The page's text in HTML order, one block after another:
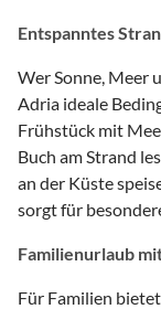
Entspanntes
Wer Sonne, Meer
Adria ideale
Frühstück mit
Buch am Strand
an der Küste
sorgt für
Familienurlaub
Für Familien